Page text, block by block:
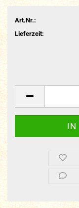
Art.Nr.:
Lieferzeit: